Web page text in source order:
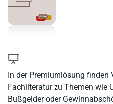
In der Premiumlösung finden
Fachliteratur zu Themen wie
Bußgelder oder